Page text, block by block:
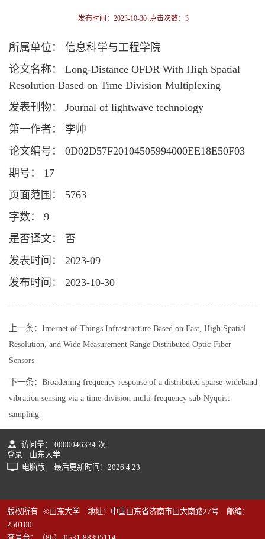
发布时间：2023-10-30 点击次数： 3
所属单位： 信息科学与工程学院
论文名称： Long-Distance OFDR With High Spatial
Resolution Based on Time Division Multiplexing
发表刊物： Journal of lightwave technology
第一作者： 李帅
论文编号： 0D02D57F20104505994000EE18E50F03
期号： 17
页面范围： 5763
字数： 9
是否译文： 否
发表时间： 2023-09
发布时间： 2023-10-30
上一条： Internet of Things Infrastructure Based on Fast, High Spatial
Resolution, and Wide Measurement Range Distributed Optic-Fiber
Sensors
下一条： Broadening frequency response of a distributed sparse-wideband
vibration sensing via a time-division multi-frequency sub-Nyquist
sampling
访问量： 0000046334 次
登录
山东大学
电脑版
最后更新时间： 2026 4. 23
版权所有 ©山东大学 地址：中国山东省济南市山大南路27号 邮编：
250100